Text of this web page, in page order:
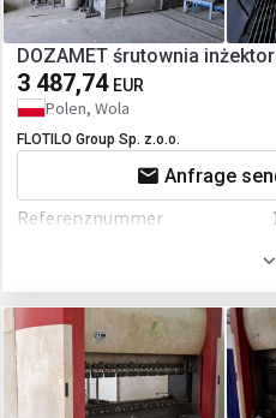
DOZAMET śrutownia
3 487,74 EUR
Polen, Wola
FLOTILO Group Sp. z.o.o.
Anfrage
Referenznummer